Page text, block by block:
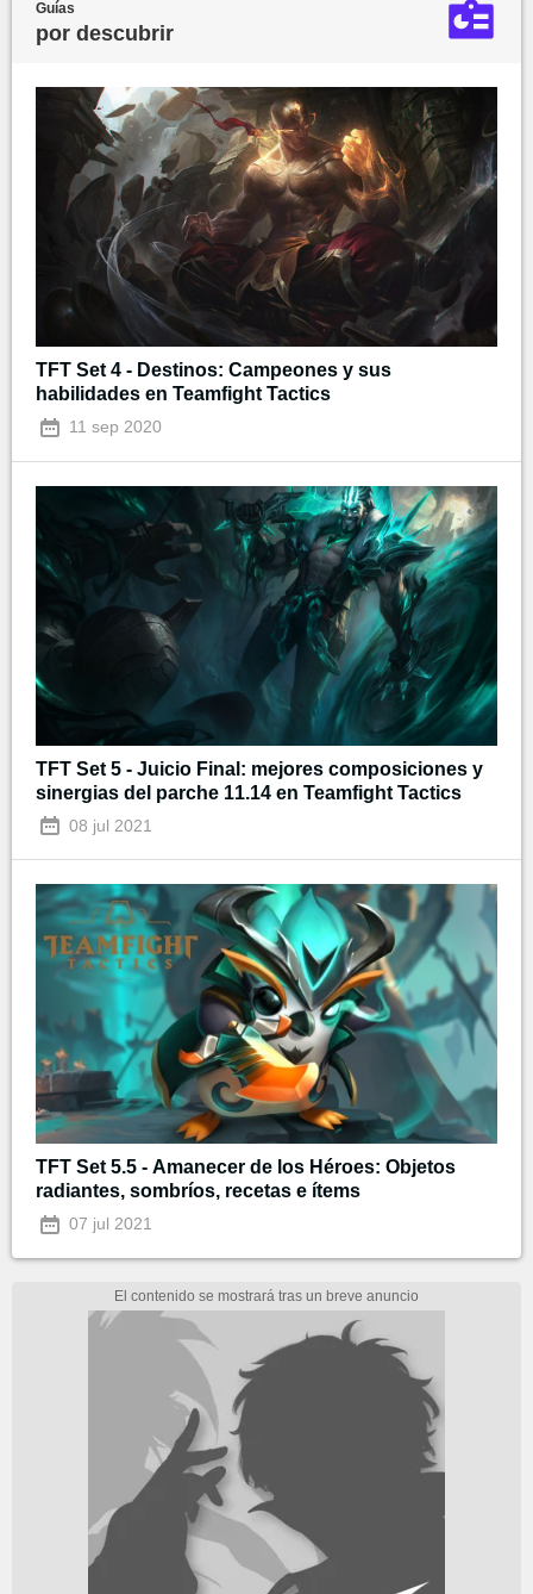
Guías
por descubrir
TFT Set 4 - Destinos: Campeones y sus
habilidades en Teamfight Tactics
11 sep 2020
TFT Set 5 - Juicio Final: mejores composiciones y
sinergias del parche 11.14 en Teamfight Tactics
08 jul 2021
TFT Set 5.5 - Amanecer de los Héroes: Objetos
radiantes, sombríos, recetas e ítems
07 jul 2021